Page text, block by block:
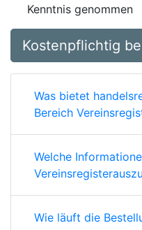
Kenntnis genommen
Kostenpflichtig
Was bietet
Bereich
Welche
Wie läuft die